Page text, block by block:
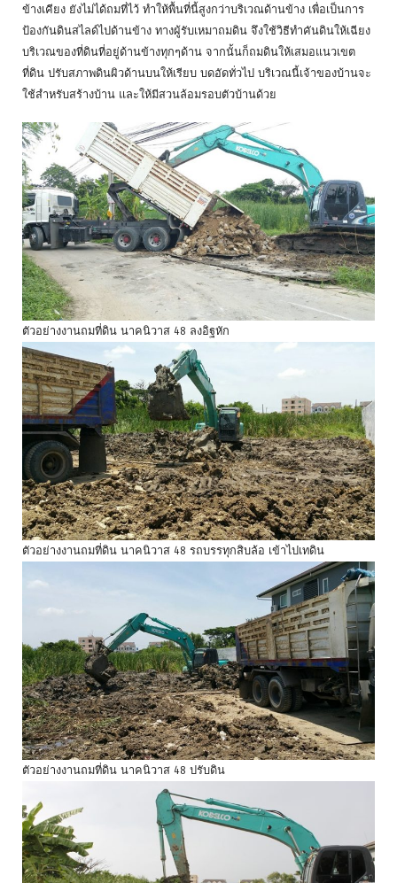
ข้างเคียง ยังไม่ได้ถมที่ไว้ ทำให้พื้นที่นี้สูงกว่าบริเวณด้านข้าง เพื่อเป็นการ
ป้องกันดินสไลด์ไปด้านข้าง ทางผู้รับเหมาถมดิน จึงใช้วิธีทำคันดินให้เฉียง
บริเวณของที่ดินที่อยู่ด้านข้างทุกๆด้าน จากนั้นก็ถมดินให้เสมอแนวเขต
ที่ดิน ปรับสภาพดินผิวด้านบนให้เรียบ บดอัดทั่วไป บริเวณนี้เจ้าของบ้านจะ
ใช้สำหรับสร้างบ้าน และให้มีสวนล้อมรอบตัวบ้านด้วย
ตัวอย่างงานถมที่ดิน นาคนิวาส 48 ลงอิฐหัก
ตัวอย่างงานถมที่ดิน นาคนิวาส 48 รถบรรทุกสิบล้อ เข้าไปเทดิน
ตัวอย่างงานถมที่ดิน นาคนิวาส 48 ปรับดิน